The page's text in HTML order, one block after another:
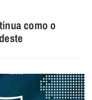
como o